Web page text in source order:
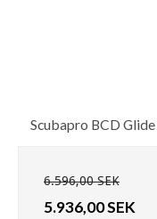
Scubapro BCD Glide
6.596,00 SEK
5.936,00 SEK